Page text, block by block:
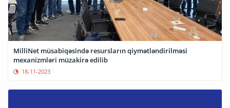
MilliNet müsabiqəsində resursların qiymətləndirilməsi
mexanizmləri müzakirə edilib
18-11-2023